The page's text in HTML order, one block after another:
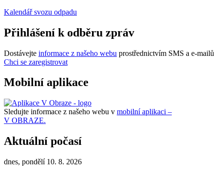
Kalendář svozu odpadu
Přihlášení k odběru zpráv
Dostávejte informace z našeho webu prostřednictvím SMS a e-mailů
Chci se zaregistrovat
Mobilní aplikace
Sledujte informace z našeho webu v mobilní aplikaci –
V OBRAZE.
Aktuální počasí
dnes, pondělí 10. 8. 2026